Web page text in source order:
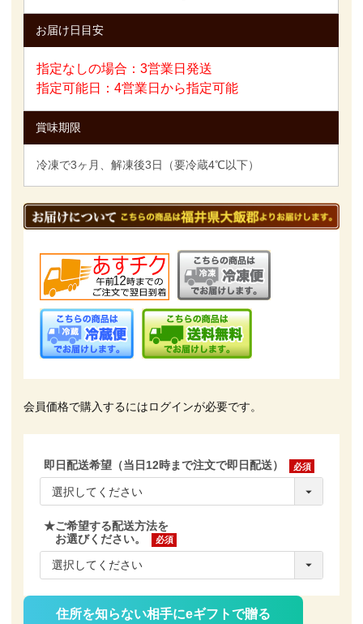
お届け日目安
指定なしの場合：3営業日発送
指定可能日：4営業日から指定可能
賞味期限
冷凍で3ヶ月、解凍後3日（要冷蔵4℃以下）
会員価格で購入するにはログインが必要です。
即日配送希望（当日12時まで注文で即日配送）
(必
★ご希望する配送方法を
お選びください。
(必
住所を知らない相手にeギフトで贈る